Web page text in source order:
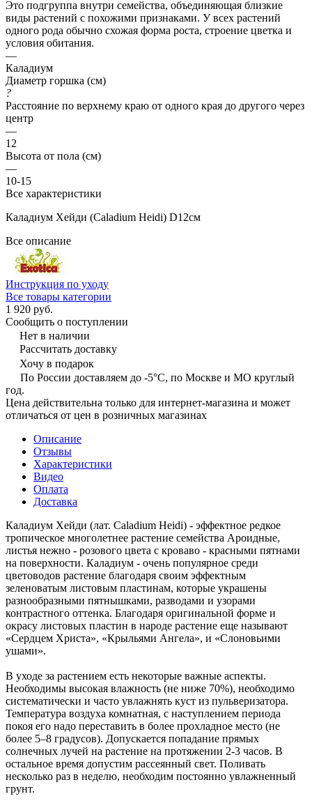
Это подгруппа внутри семейства, объединяющая близкие
виды растений с похожими признаками. У всех растений
одного рода обычно схожая форма роста, строение цветка и
условия обитания.
—
Каладиум
Диаметр горшка (см)
?
Расстояние по верхнему краю от одного края до другого через
центр
—
12
Высота от пола (см)
—
10-15
Все характеристики
Каладиум Хейди (Caladium Heidi) D12см
Все описание
Инструкция по уходу
Все товары категории
1 920 руб.
Сообщить о поступлении
Нет в наличии
Рассчитать доставку
Хочу в подарок
По России доставляем до -5°C, по Москве и МО круглый
год.
Цена действительна только для интернет-магазина и может
отличаться от цен в розничных магазинах
Описание
Отзывы
Характеристики
Видео
Оплата
Доставка
Каладиум Хейди (лат. Caladium Heidi) - эффектное редкое
тропическое многолетнее растение семейства Ароидные,
листья нежно - розового цвета с кроваво - красными пятнами
на поверхности. Каладиум - очень популярное среди
цветоводов растение благодаря своим эффектным
зеленоватым листовым пластинам, которые украшены
разнообразными пятнышками, разводами и узорами
контрастного оттенка. Благодаря оригинальной форме и
окрасу листовых пластин в народе растение еще называют
«Сердцем Христа», «Крыльями Ангела», и «Слоновьими
ушами».
В уходе за растением есть некоторые важные аспекты.
Необходимы высокая влажность (не ниже 70%), необходимо
систематически и часто увлажнять куст из пульверизатора.
Температура воздуха комнатная, с наступлением периода
покоя его надо переставить в более прохладное место (не
более 5–8 градусов). Допускается попадание прямых
солнечных лучей на растение на протяжении 2-3 часов. В
остальное время допустим рассеянный свет. Поливать
несколько раз в неделю, необходим постоянно увлажненный
грунт.